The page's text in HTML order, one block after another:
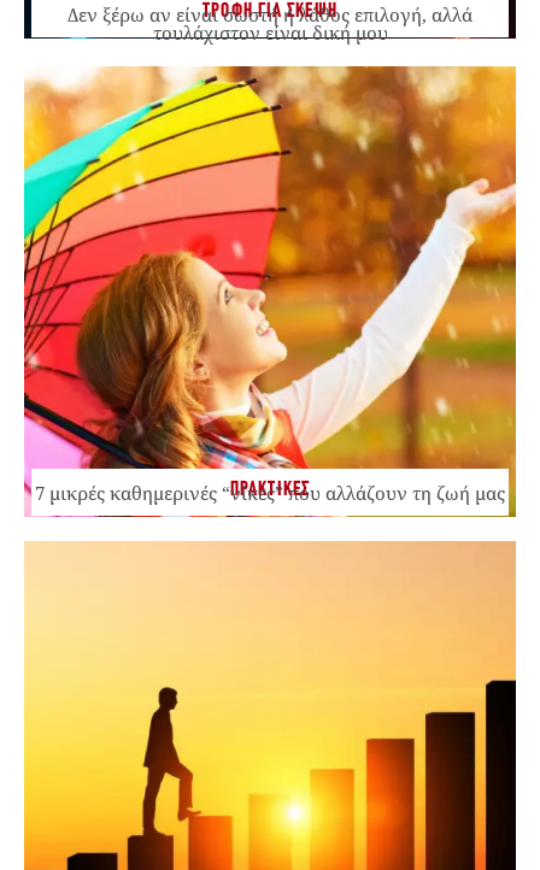
ΤΡΟΦΗ ΓΙΑ ΣΚΕΨΗ
Δεν ξέρω αν είναι σωστή ή λάθος επιλογή, αλλά
τουλάχιστον είναι δική μου
ΠΡΑΚΤΙΚΕΣ
7 μικρές καθημερινές “νίκες” που αλλάζουν τη ζωή μας